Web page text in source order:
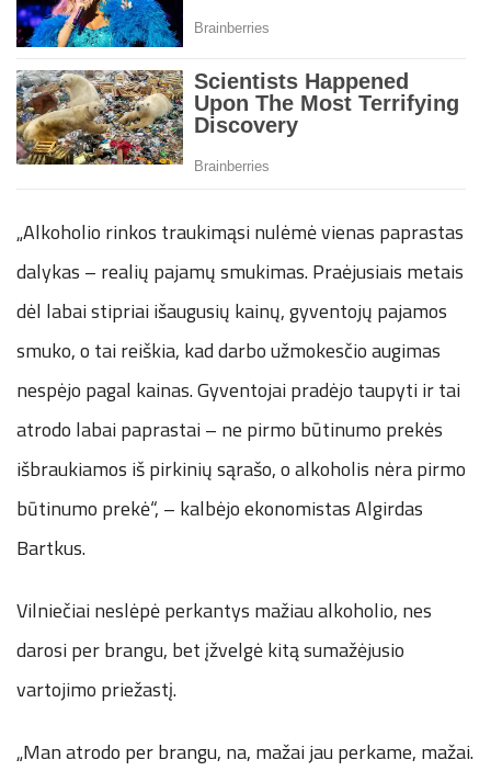
„Alkoholio rinkos traukimąsi nulėmė vienas paprastas
dalykas – realių pajamų smukimas. Praėjusiais metais
dėl labai stipriai išaugusių kainų, gyventojų pajamos
smuko, o tai reiškia, kad darbo užmokesčio augimas
nespėjo pagal kainas. Gyventojai pradėjo taupyti ir tai
atrodo labai paprastai – ne pirmo būtinumo prekės
išbraukiamos iš pirkinių sąrašo, o alkoholis nėra pirmo
būtinumo prekė“, – kalbėjo ekonomistas Algirdas
Bartkus.
Vilniečiai neslėpė perkantys mažiau alkoholio, nes
darosi per brangu, bet įžvelgė kitą sumažėjusio
vartojimo priežastį.
„Man atrodo per brangu, na, mažai jau perkame, mažai.